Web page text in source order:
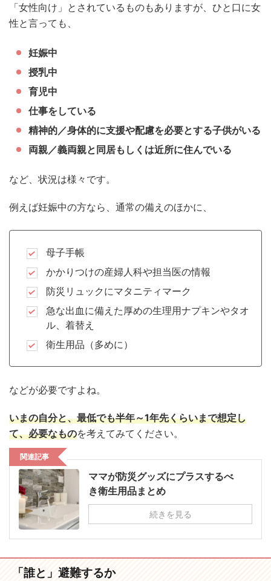
「女性向け」とされているものもありますが、ひと口に女
性と言っても、
妊娠中
授乳中
育児中
仕事をしている
精神的／身体的に支援や配慮を必要とする子供がいる
両親／義両親と同居もしくは近所に住んでいる
など、状況は様々です。
例えば妊娠中の方なら、通常の備えのほかに、
母子手帳
かかりつけの産婦人科や担当医の情報
防災リュックにマタニティマーク
急な出血に備えた厚めの生理用ナプキンやタオ
ル、着替え
衛生用品（多めに）
などが必要ですよね。
いまの自分と、最低でも半年～1年先くらいまで想定し
て、必要なものを考えてみてください。
関連記事
ママが防災グッズにプラスするべ
き衛生用品まとめ
続きを見る
「誰と」避難するか